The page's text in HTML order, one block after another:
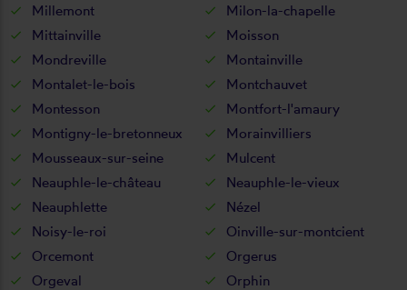
Millemont
Milon-la-chapelle
Mittainville
Moisson
Mondreville
Montainville
Montalet-le-bois
Montchauvet
Montesson
Montfort-l'amaury
Montigny-le-bretonneux
Morainvilliers
Mousseaux-sur-seine
Mulcent
Neauphle-le-château
Neauphle-le-vieux
Neauphlette
Nézel
Noisy-le-roi
Oinville-sur-montcient
Orcemont
Orgerus
Orgeval
Orphin